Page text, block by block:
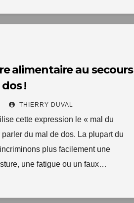
alimentaire au secours
!
THIERRY DUVAL
cette expression le « mal du
du mal de dos. La plupart du
plus facilement une
une fatigue ou un faux…